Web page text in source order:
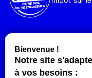
Liens utiles
Nos actualités
Nos publications
Contact